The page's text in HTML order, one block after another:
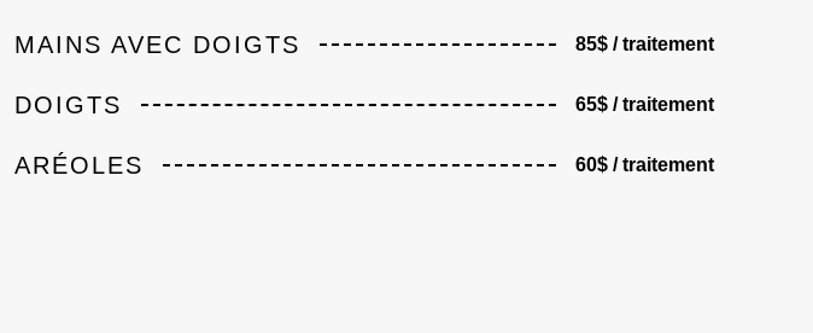
MAINS AVEC DOIGTS 85$ / traitement
DOIGTS 65$ / traitement
ARÉOLES 60$ / traitement